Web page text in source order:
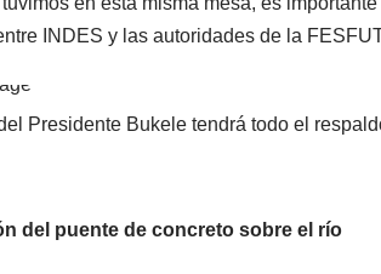
INDES y las autoridades de la
Presidente Bukele tendrá todo el
del puente de concreto sobre el río